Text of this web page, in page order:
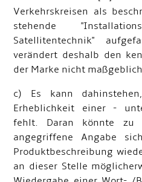
Verkehrskreisen als
stehende
Satellitentechnik"
verändert deshalb den
der Marke nicht
c) Es kann
Erheblichkeit einer -
fehlt. Daran könnte zu
angegriffene Angabe
Produktbeschreibung
an dieser Stelle